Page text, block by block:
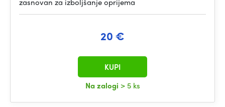
20 €
Na zalogi > 5 ks
KUPI